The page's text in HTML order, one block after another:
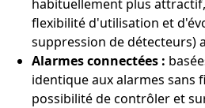
habituellement plus
flexibilité d'utilisation et
suppression de détecteurs)
Alarmes connectées :
identique aux alarmes sans
possibilité de contrôler et